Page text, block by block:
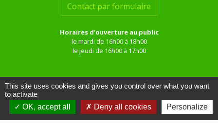
Contact par formulaire
Horaires d'ouverture au public
le mardi de 16h00 à 18h00
le jeudi de 16h00 à 17h00
Liens
This site uses cookies and gives you control over what you want
to activate
OK, accept all
Deny all cookies Personalize